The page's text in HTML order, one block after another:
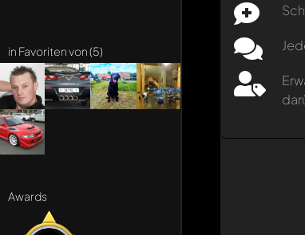
in Favoriten von (5)
Awards